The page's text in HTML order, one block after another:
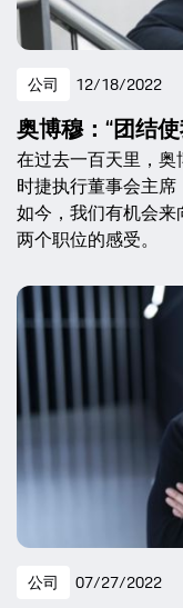
公司 12/18/2022
奥博穆：“团结
在过去一百天里，奥
时捷执行董事会主席
如今，我们有机会
两个职位的感受。
公司 07/27/2022